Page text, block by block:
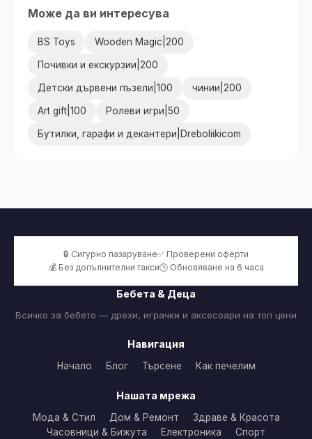
Може да ви интересува
BS Toys Wooden Magic|200
Почивки и екскурзии|200
Детски дървени пъзели|100 чинии|200
Art gift|100 Ролеви игри|50
Бутилки, гарафи и декантери|Dreboliikicom
🔒 Сигурно пазаруване✅ Проверени оферти
💰 Без допълнителни такси🕒 Обновяване на 6 часа
Бебета & Деца
Всичко за бебето — дрехи, играчки и аксесоари на топ цени
Навигация
Начало Блог Търсене Как печелим
Нашата мрежа
Мода & Стил Дом & Ремонт
Здраве & Красота
Часовници & Бижута
Електроника
Спорт